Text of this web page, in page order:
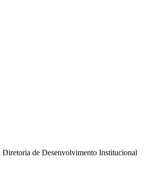
Diretoria de Desenvolvimento Institucional